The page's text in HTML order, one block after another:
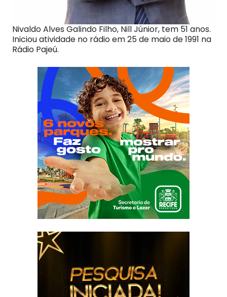
Nivaldo Alves Galindo Filho, Nill Júnior, tem 51 anos.
Iniciou atividade no rádio em 25 de maio de 1991 na
Rádio Pajeú.